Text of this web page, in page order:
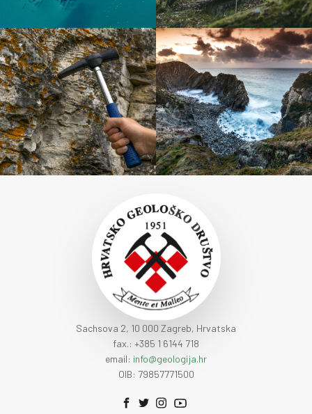
Sachsova 2, 10 000 Zagreb, Hrvatska
fax.: +385 1 6144 718
email: info@geologija.hr
OIB: 79857771500